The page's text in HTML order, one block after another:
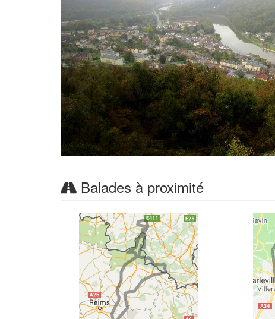
Balades à proximité
531 KM - 10h10
la boucle des ardennes